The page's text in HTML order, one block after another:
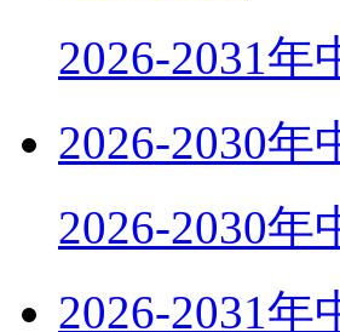
2026-2031年
2026-2030
2026-2030年
2026-2031